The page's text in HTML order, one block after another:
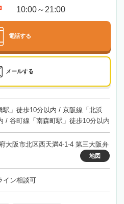
10:00～21:00
電話する
メールする
駅」徒歩10分以内 / 京阪線「北浜
/ 谷町線「南森町駅」徒歩10分以内
大阪市北区西天満4-1-4 第三大阪弁
地図
イン相談可